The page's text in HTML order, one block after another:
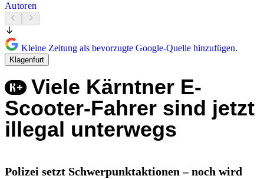
Autoren
Kleine Zeitung als bevorzugte Google-Quelle hinzufügen.
Klagenfurt
Viele Kärntner E-
Scooter-Fahrer sind jetzt
illegal unterwegs
Polizei setzt Schwerpunktaktionen – noch wird